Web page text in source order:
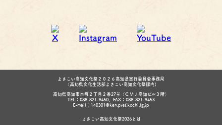
よさこい高知文化祭２０２６高知県実行委員会事務局
（高知県文化生活部よさこい高知文化祭課内)
高知県高知市本町２丁目２番27号（ＣＭＪ高知ビル３階）
TEL：088-821-9450、FAX：088-821-9453
E-mail：140301@ken.pref.kochi.lg.jp
よさこい高知文化祭2026とは